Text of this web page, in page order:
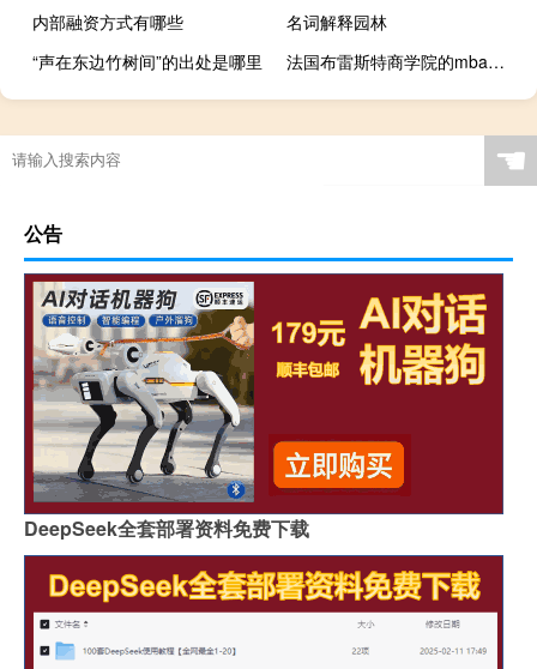
内部融资方式有哪些
名词解释园林
“声在东边竹树间”的出处是哪里
法国布雷斯特商学院的mba被认可吗
☚
公告
DeepSeek全套部署资料免费下载